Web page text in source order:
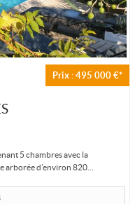
Prix : 495 000 €*
5 chambres avec la
d’environ 820...